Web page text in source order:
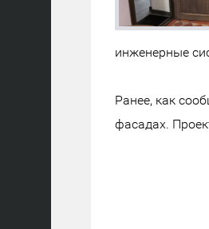
инженерные
Ранее, как
фасадах.